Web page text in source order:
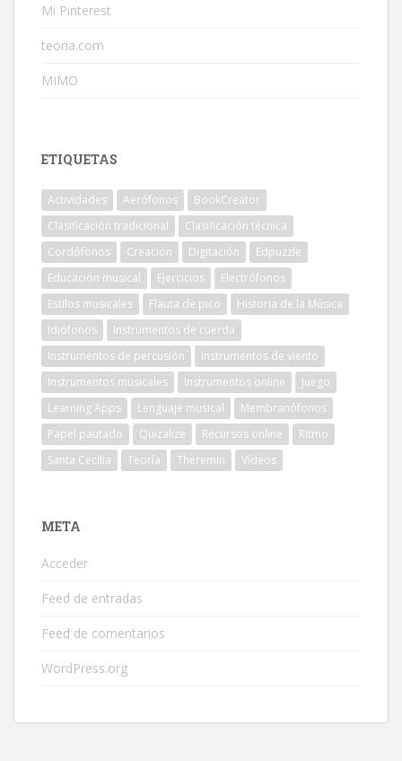
Mi Pinterest
teoria.com
MIMO
ETIQUETAS
Actividades Aerófonos
BookCreator
Clasificación tradicional
Clasificación técnica
Cordófonos
Creación Digitación
Edpuzzle
Educación musical
Ejercicios
Electrófonos
Estilos musicales
Flauta de pico
Historia de la Música
Idiófonos
Instrumentos de cuerda
Instrumentos de percusión
Instrumentos de viento
Instrumentos musicales
Instrumentos online
Juego
Learning Apps
Lenguaje musical
Membranófonos
Papel pautado
Quizalize Recursos online
Ritmo
Santa Cecilia
Teoría Theremin Vídeos
META
Acceder
Feed de entradas
Feed de comentarios
WordPress.org